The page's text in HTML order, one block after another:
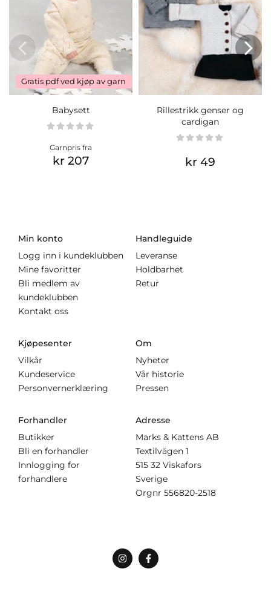
Gratis pdf ved kjøp av garn
Babysett
Garnpris fra
kr 207
Rillestrikk genser og
cardigan
kr 49
Min konto
Logg inn i kundeklubben
Mine favoritter
Bli medlem av
kundeklubben
Kontakt oss
Handleguide
Leveranse
Holdbarhet
Retur
Kjøpesenter
Vilkår
Kundeservice
Personvernerklæring
Om
Nyheter
Vår historie
Pressen
Forhandler
Butikker
Bli en forhandler
Innlogging for
forhandlere
Adresse
Marks & Kattens AB
Textilvägen 1
515 32 Viskafors
Sverige
Orgnr 556820-2518